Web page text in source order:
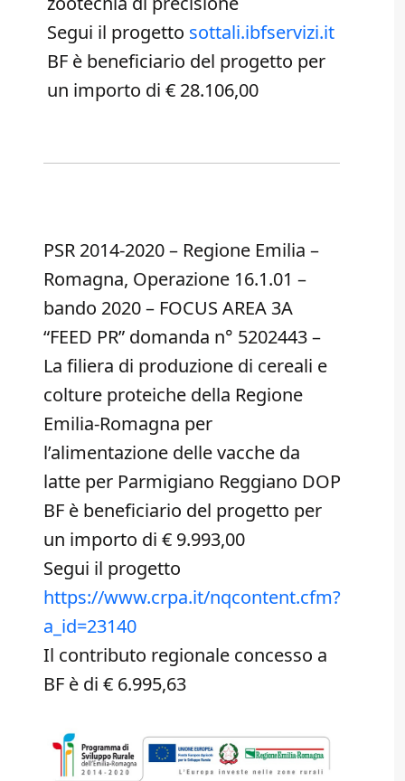
Segui il progetto sottali.ibfservizi.it
BF è beneficiario del progetto per
un importo di € 28.106,00
PSR 2014-2020 – Regione Emilia –
Romagna, Operazione 16.1.01 –
bando 2020 – FOCUS AREA 3A
“FEED PR” domanda n° 5202443 –
La filiera di produzione di cereali e
colture proteiche della Regione
Emilia-Romagna per
l’alimentazione delle vacche da
latte per Parmigiano Reggiano DOP
BF è beneficiario del progetto per
un importo di € 9.993,00
Segui il progetto
https://www.crpa.it/nqcontent.cfm?
a_id=23140
Il contributo regionale concesso a
BF è di € 6.995,63